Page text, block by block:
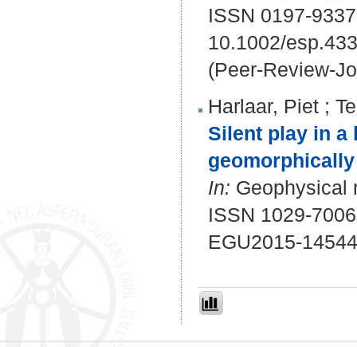
ISSN 0197-
10.1002/
(Peer-Review-
Harlaar, Piet ;
Silent play in a
In: Geophysical
ISSN 1029-
EGU2015-14544